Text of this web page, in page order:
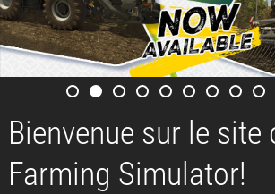
Bienvenue sur le site
Farming Simulator!